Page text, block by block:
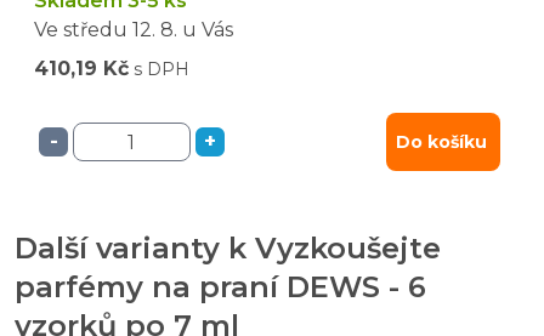
Ve středu 12. 8. u Vás
410,19 Kč s DPH
- + Do košíku
Další varianty k Vyzkoušejte
parfémy na praní DEWS - 6
vzorků po 7 ml